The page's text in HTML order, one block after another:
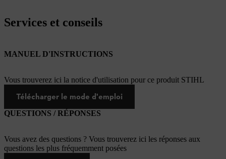
Services et conseils
MANUEL D'INSTRUCTIONS
Vous trouverez ici la notice d'utilisation pour ce produit STIHL
Télécharger le mode d'emploi
QUESTIONS / RÉPONSES
Vous avez des questions ? Vous trouverez ici les réponses aux
questions les plus fréquemment posées